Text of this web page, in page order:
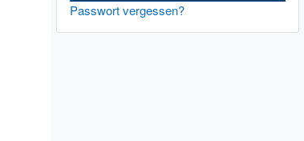
Passwort vergessen?